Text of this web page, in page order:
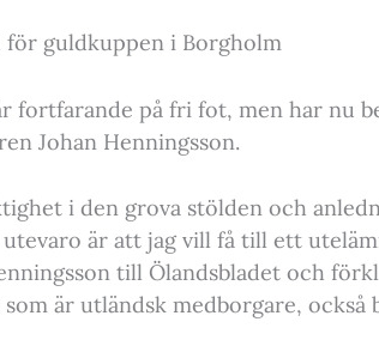
för guldkuppen i Borgholm
fortfarande på fri fot, men har nu
Johan Henningsson.
i den grova stölden och
är att jag vill få till ett
till Ölandsbladet och
är utländsk medborgare, också